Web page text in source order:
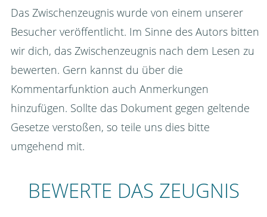
Das Zwischenzeugnis wurde von einem unserer
Besucher veröffentlicht. Im Sinne des Autors bitten
wir dich, das Zwischenzeugnis nach dem Lesen zu
bewerten. Gern kannst du über die
Kommentarfunktion auch Anmerkungen
hinzufügen. Sollte das Dokument gegen geltende
Gesetze verstoßen, so teile uns dies bitte
umgehend mit.
BEWERTE DAS ZEUGNIS